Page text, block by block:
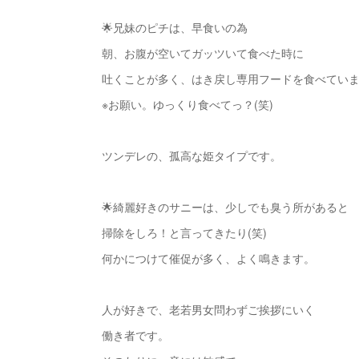
🌟兄妹のピチは、早食いの為
朝、お腹が空いてガッツいて食べた時に
吐くことが多く、はき戻し専用フードを食べてい
※お願い。ゆっくり食べてっ？(笑)
ツンデレの、孤高な姫タイプです。
🌟綺麗好きのサニーは、少しでも臭う所があると
掃除をしろ！と言ってきたり(笑)
何かにつけて催促が多く、よく鳴きます。
人が好きで、老若男女問わずご挨拶にいく
働き者です。